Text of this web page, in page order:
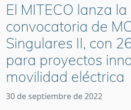
El MITECO lanza la
convocatoria de
Singulares II, con
para proyectos
movilidad eléctrica
30 de septiembre de 2022